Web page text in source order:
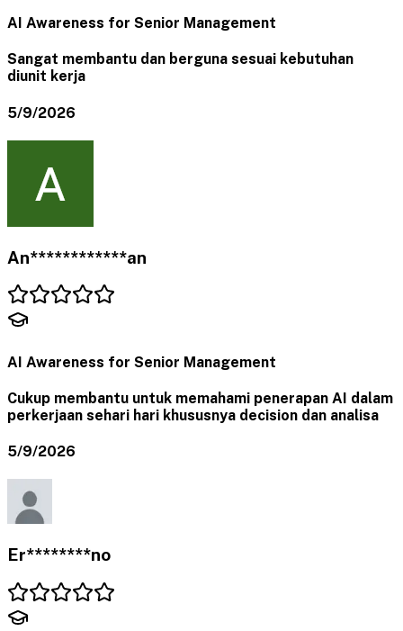
AI Awareness for Senior Management
Sangat membantu dan berguna sesuai kebutuhan
diunit kerja
5/9/2026
An************an
AI Awareness for Senior Management
Cukup membantu untuk memahami penerapan AI dalam
perkerjaan sehari hari khususnya decision dan analisa
5/9/2026
Er********no